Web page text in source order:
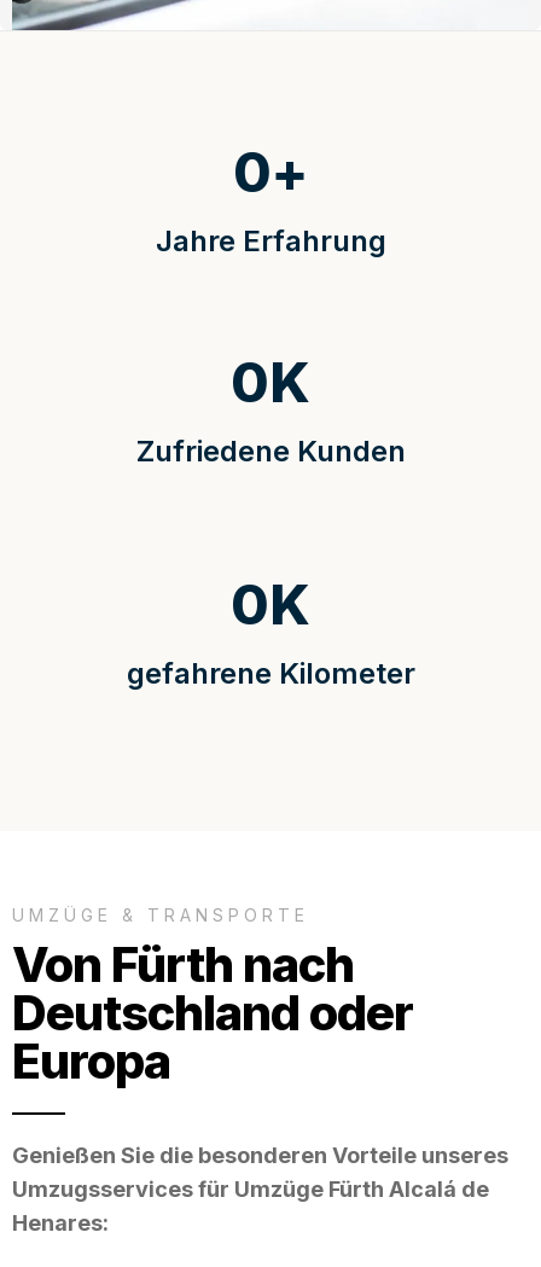
Jahre Erfahrung
0+
Zufriedene Kunden
0K
gefahrene Kilometer
0K
UMZÜGE & TRANSPORTE
Von Fürth nach
Deutschland oder
Europa
Genießen Sie die besonderen Vorteile unseres
Umzugsservices für Umzüge Fürth Alcalá de
Henares: